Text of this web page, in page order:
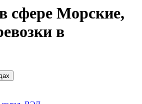
сфере Морские,
в